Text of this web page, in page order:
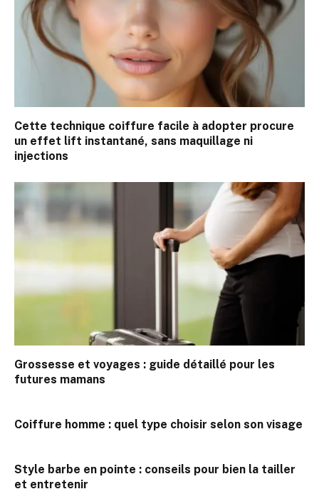
Cette technique coiffure facile à adopter procure
un effet lift instantané, sans maquillage ni
injections
Grossesse et voyages : guide détaillé pour les
futures mamans
Coiffure homme : quel type choisir selon son visage
Style barbe en pointe : conseils pour bien la tailler
et entretenir